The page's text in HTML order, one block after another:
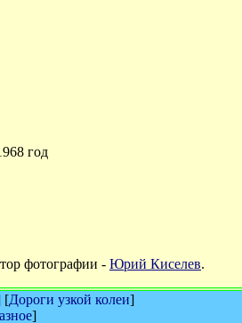
год
фотографии - Юрий Киселев.
[Дороги узкой колеи]
]